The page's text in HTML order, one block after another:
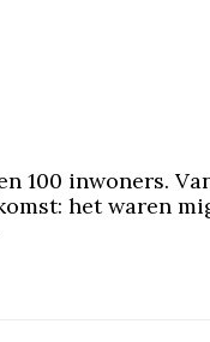
100 inwoners.
het waren